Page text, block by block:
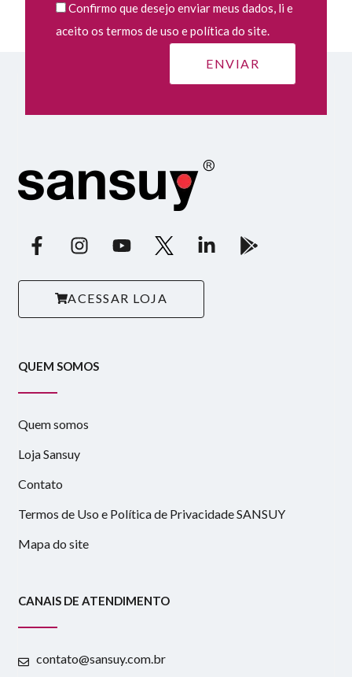
Confirmo que desejo enviar meus dados, li e
aceito os termos de uso e política do site.
ACESSAR LOJA
QUEM SOMOS
Quem somos
Loja Sansuy
Contato
Termos de Uso e Política de Privacidade SANSUY
Mapa do site
CANAIS DE ATENDIMENTO
contato@sansuy.com.br